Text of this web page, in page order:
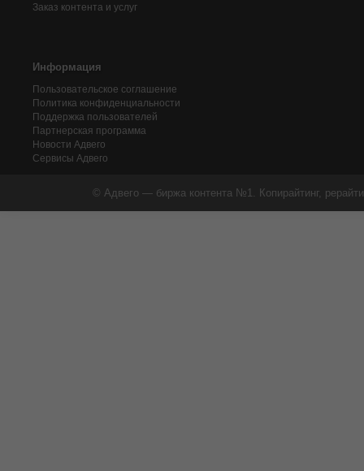
Заказ контента и услуг
Информация
Пользовательское соглашение
Политика конфиденциальности
Поддержка пользователей
Партнерская программа
Новости Адвего
Сервисы Адвего
© Адвего — биржа контента №1. Копирайтинг,